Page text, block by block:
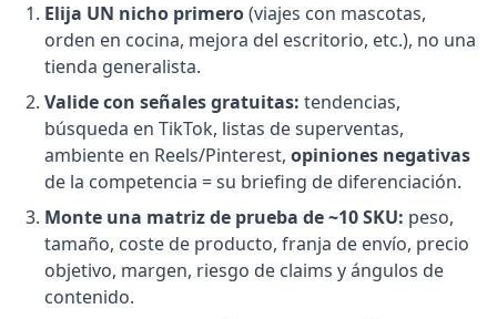
Elija UN nicho primero(viajes con mascotas,
orden en cocina, mejora del escritorio, etc.), no una
tienda generalista.
Valide con señales gratuitas: tendencias,
búsqueda en TikTok, listas de superventas,
ambiente en Reels/Pinterest, opiniones negativas
de la competencia = su briefing de diferenciación.
Monte una matriz de prueba de ~10 SKU: peso,
tamaño, coste de producto, franja de envío, precio
objetivo, margen, riesgo de claims y ángulos de
contenido.